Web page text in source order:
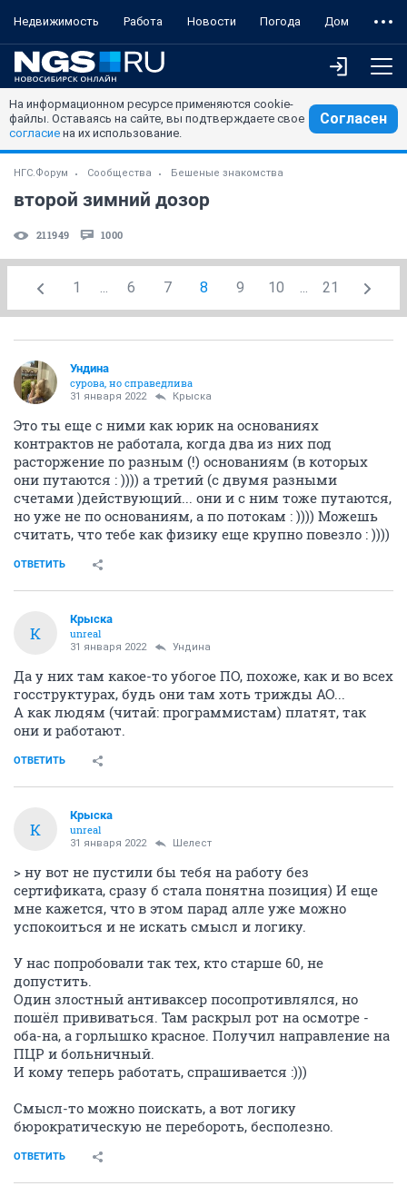
Недвижимость Работа Новости Погода Дом
На информационном ресурсе применяются cookie-
файлы. Оставаясь на сайте, вы подтверждаете свое
согласие на их использование.
Согласен
НГС.Форум Сообщества Бешеные знакомства
второй зимний дозор
211949 1000
1 ... 6 7 8 9 10 ... 21
Ундинa
сурова, но справедлива
31 января 2022 Крыска
Это ты еще с ними как юрик на основаниях
контрактов не работала, когда два из них под
расторжение по разным (!) основаниям (в которых
они путаются : )))) а третий (с двумя разными
счетами )действующий... они и с ним тоже путаются,
но уже не по основаниям, а по потокам : )))) Можешь
считать, что тебе как физику еще крупно повезло : ))))
ОТВЕТИТЬ
К
Крыска
unreal
31 января 2022 Ундинa
Да у них там какое-то убогое ПО, похоже, как и во всех
госструктурах, будь они там хоть трижды АО...
А как людям (читай: программистам) платят, так
они и работают.
ОТВЕТИТЬ
К
Крыска
unreal
31 января 2022 Шелест
> ну вот не пустили бы тебя на работу без
сертификата, сразу б стала понятна позиция) И еще
мне кажется, что в этом парад алле уже можно
успокоиться и не искать смысл и логику.
У нас попробовали так тех, кто старше 60, не
допустить.
Один злостный антиваксер посопротивлялся, но
пошёл прививаться. Там раскрыл рот на осмотре -
оба-на, а горлышко красное. Получил направление на
ПЦР и больничный.
И кому теперь работать, спрашивается :)))
Смысл-то можно поискать, а вот логику
бюрократическую не перебороть, бесполезно.
ОТВЕТИТЬ